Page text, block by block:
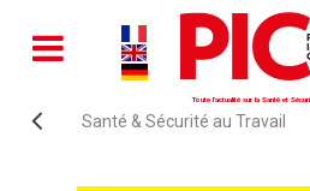
Toute l'actualité sur la Santé et
Santé & Sécurité au Travail